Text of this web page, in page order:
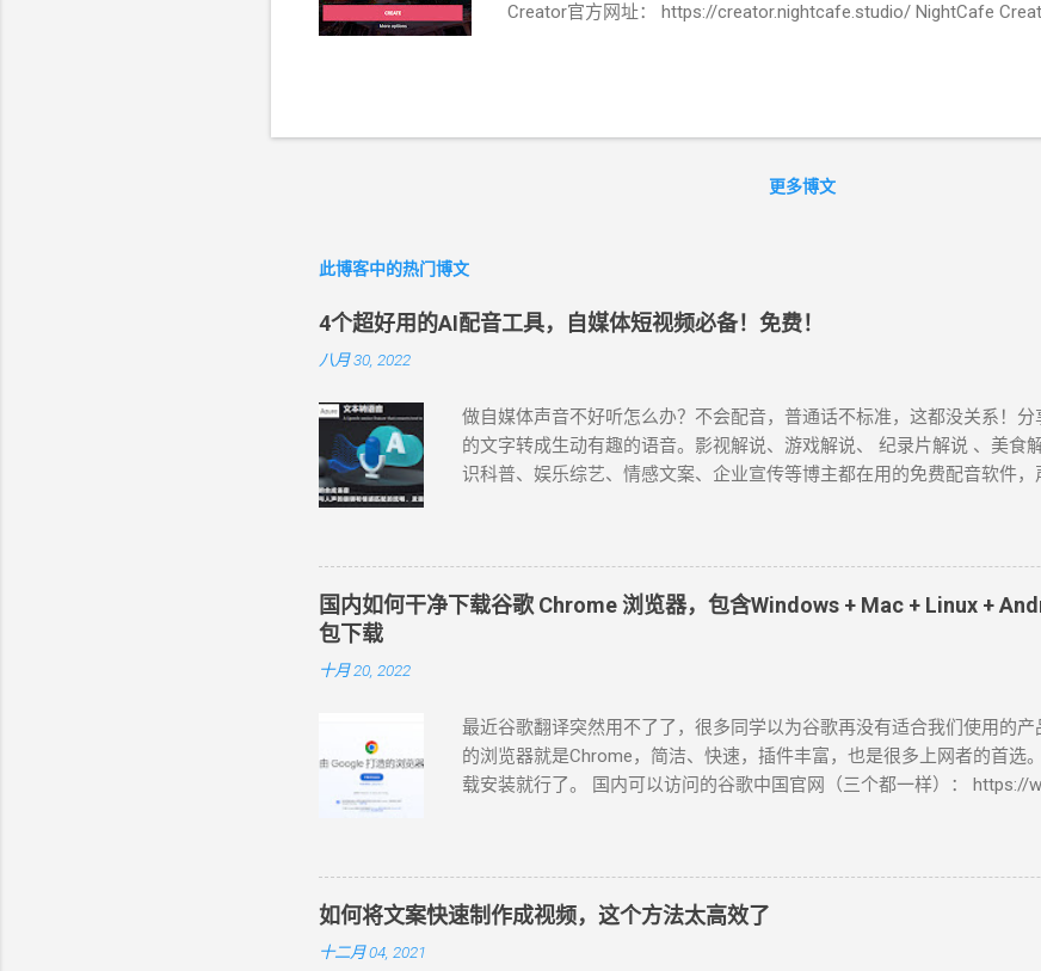
Creator官方网址： https://creator.nightcafe.studio/ NightCafe
载多达5幅作品。 没有水印！只有当您想超过每日限额或打印您的
更多博文
此博客中的热门博文
4个超好用的AI配音工具，自媒体短视频必备！免费！
八月 30, 2022
做自媒体声音不好听怎么办？不会配音，普通话不标准，这都没关系！
的文字转成生动有趣的语音。影视解说、游戏解说、 纪录片解说 、美食
识科普、娱乐综艺、情感文案、企业宣传等博主都在用的免费配音软件
语言和变体的 400 种神经网络语音，通过简单地调整语速、音调、发音
晓萱、晓辰、晓涵、晓墨、晓秋、晓辰、晓睿、晓双、晓颜、晓悠、晓梦
杨、云希、云野 、云枫、云皓、云健、云夏、云泽。 最近新增方言版的
https://azure.microsoft.com/zh-cn/services/cognitive-services/text-to-
法使用 ) 使用心得： 无需注册登录即可免费使用，不会存储你的数据，
录屏或录音软件，录制已生成的音频。 2、Clipchamp Clipchamp是微软
版的可以无限无水印导出，高达1080p (HD) 的导出分辨率，免费的音频
果、模板等，可免费使用于YouTube、Facebook、Instagram、Pinterest
网页版本 需注册登录方可使用(直接用微软账号)，免费使用文字转语音工
然是基于Azure，但没有说话风格和音调的调节...
国内如何干净下载谷歌 Chrome 浏览器，包含Windows + Mac + Linux +
包下载
十月 20, 2022
最近谷歌翻译突然用不了了，很多同学以为谷歌再没有适合我们使用的
的浏览器就是Chrome，简洁、快速，插件丰富，也是很多上网者的首选
载安装就行了。 国内可以访问的谷歌中国官网（三个都一样）： https://
首页的网页文件。 注意：在这里，你直接点击下载按钮，下载下来的
常不方便。 Chrome 浏览器离线安装包下载 在原官方网址后加了个
即独立安装包。 https://www.google.cn/chrome/?standalone=1
如何将文案快速制作成视频，这个方法太高效了
十二月 04, 2021